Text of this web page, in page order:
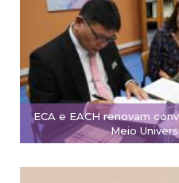
ECA e EACH renovam
Meio